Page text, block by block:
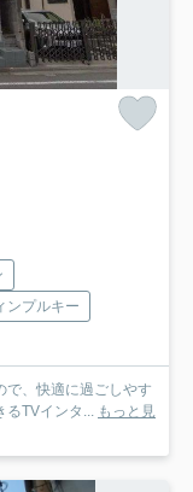
ンプルキー
で、快適に過ごしやす
るTVインタ... もっと見